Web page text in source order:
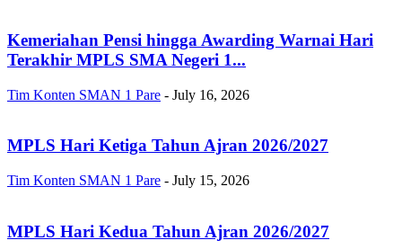
Kemeriahan Pensi hingga Awarding Warnai Hari
Terakhir MPLS SMA Negeri 1...
Tim Konten SMAN 1 Pare - July 16, 2026
MPLS Hari Ketiga Tahun Ajran 2026/2027
Tim Konten SMAN 1 Pare - July 15, 2026
MPLS Hari Kedua Tahun Ajran 2026/2027